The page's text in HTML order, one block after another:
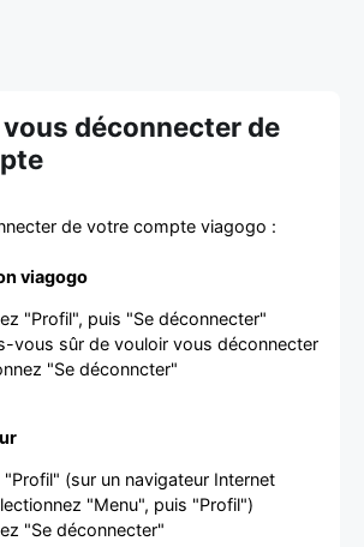
de vente de
déconnecter de
de votre compte viagogo :
viagogo
"Profil", puis "Se déconnecter"
vous sûr de vouloir vous déconnecter
"Se déconncter"
"Profil" (sur un navigateur Internet
"Menu", puis "Profil")
"Se déconnecter"